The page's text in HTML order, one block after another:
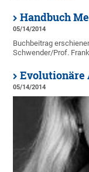
Handbuch
05/14/2014
Buchbeitrag
Schwender/Prof.
Evolutionäre
05/14/2014